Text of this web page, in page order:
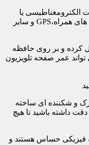
الکترومغناطیسی یا
الکتریسیته ساکن هستند مانند فن ها،تلفن های همراه،GPS و سایر
کرده و بر روی حافظه
تواند عمر صفحه تلویزیون
و شکننده ای ساخته
دقت داشته باشید تا هیچ
فیزیکی حساس هستند و